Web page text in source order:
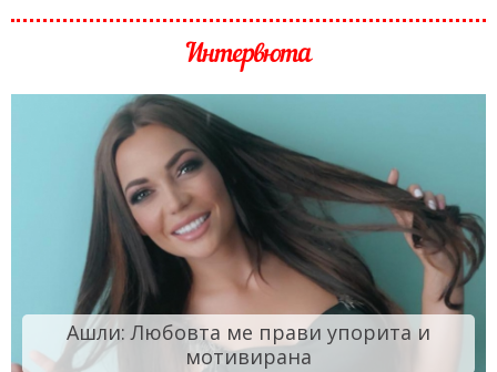
Интервюта
Ашли: Любовта ме прави упорита и
мотивирана